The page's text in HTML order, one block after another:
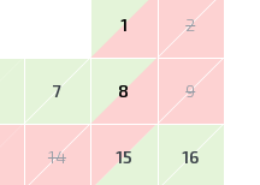
1 2
7 8 9
14 15 16